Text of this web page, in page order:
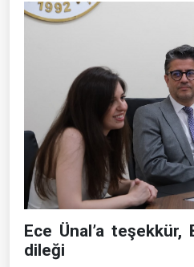
Ece Ünal’a teşekkür,
dileği